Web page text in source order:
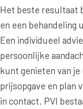
Wenkbrauwen
Kraaienpootjes
Donkere kringen
Traangoot en wallen
Bocouture
Azzalure
Belotero
Ellansé
Juvéderm Voluma
Hangende Huid Profiel
Extreme
Structuur Verlies
Erfelijke Jowl Profiel
HORMONAAL /
Prijzen
Contact
◍ Nijmegen Sittard
Het beste resultaat
en een behandeling
Een individueel
persoonlijke
kunt genieten van
prijsopgave en plan
in contact. PVI